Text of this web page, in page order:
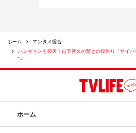
ホーム
エンタメ総合
ハンギョンも仰天！山下智久の驚きの役作り「サイ
つ
ホーム